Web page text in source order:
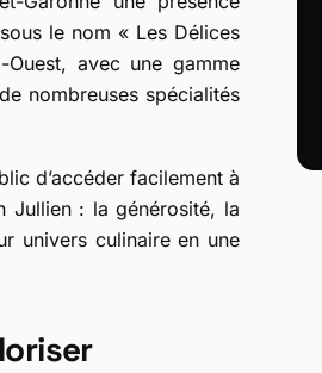
le nom « Les Délices
avec une gamme
nombreuses spécialités
d’accéder facilement à
Jullien : la générosité, la
univers culinaire en une